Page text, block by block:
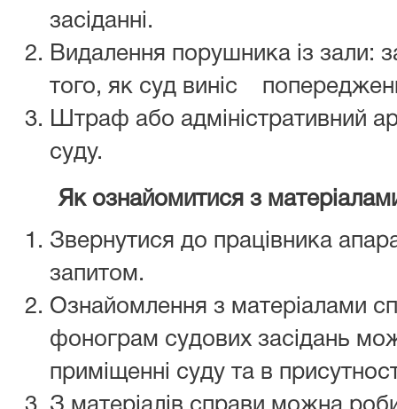
засіданні.
Видалення порушника із зали:
того, як суд виніс
Штраф або адміністративний
суду.
Як ознайомитися з
Звернутися до працівника
запитом.
Ознайомлення з матеріалами
фонограм судових засідань
приміщенні суду та в